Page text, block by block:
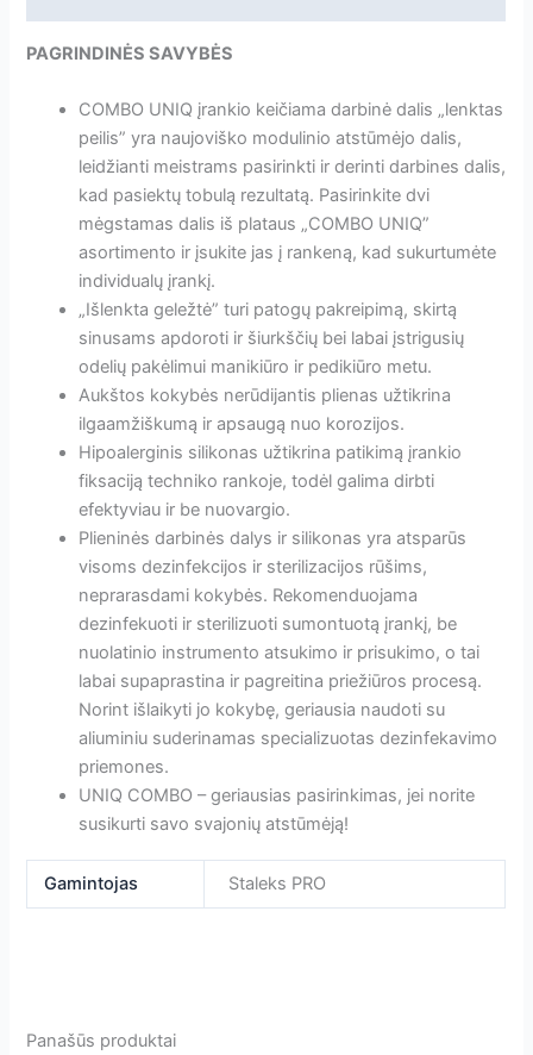
14]
PAGRINDINĖS SAVYBĖS
COMBO UNIQ įrankio keičiama darbinė dalis „lenktas
peilis” yra naujoviško modulinio atstūmėjo dalis,
leidžianti meistrams pasirinkti ir derinti darbines dalis,
kad pasiektų tobulą rezultatą. Pasirinkite dvi
mėgstamas dalis iš plataus „COMBO UNIQ”
asortimento ir įsukite jas į rankeną, kad sukurtumėte
individualų įrankį.
„Išlenkta geležtė” turi patogų pakreipimą, skirtą
sinusams apdoroti ir šiurkščių bei labai įstrigusių
odelių pakėlimui manikiūro ir pedikiūro metu.
Aukštos kokybės nerūdijantis plienas užtikrina
ilgaamžiškumą ir apsaugą nuo korozijos.
Hipoalerginis silikonas užtikrina patikimą įrankio
fiksaciją techniko rankoje, todėl galima dirbti
efektyviau ir be nuovargio.
Plieninės darbinės dalys ir silikonas yra atsparūs
visoms dezinfekcijos ir sterilizacijos rūšims,
neprarasdami kokybės. Rekomenduojama
dezinfekuoti ir sterilizuoti sumontuotą įrankį, be
nuolatinio instrumento atsukimo ir prisukimo, o tai
labai supaprastina ir pagreitina priežiūros procesą.
Norint išlaikyti jo kokybę, geriausia naudoti su
aliuminiu suderinamas specializuotas dezinfekavimo
priemones.
UNIQ COMBO – geriausias pasirinkimas, jei norite
susikurti savo svajonių atstūmėją!
Gamintojas Staleks PRO
Panašūs produktai